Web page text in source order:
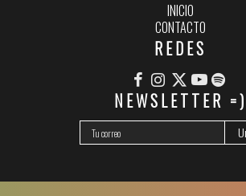
INICIO
CONTACTO
REDES
NEWSLETTER =)